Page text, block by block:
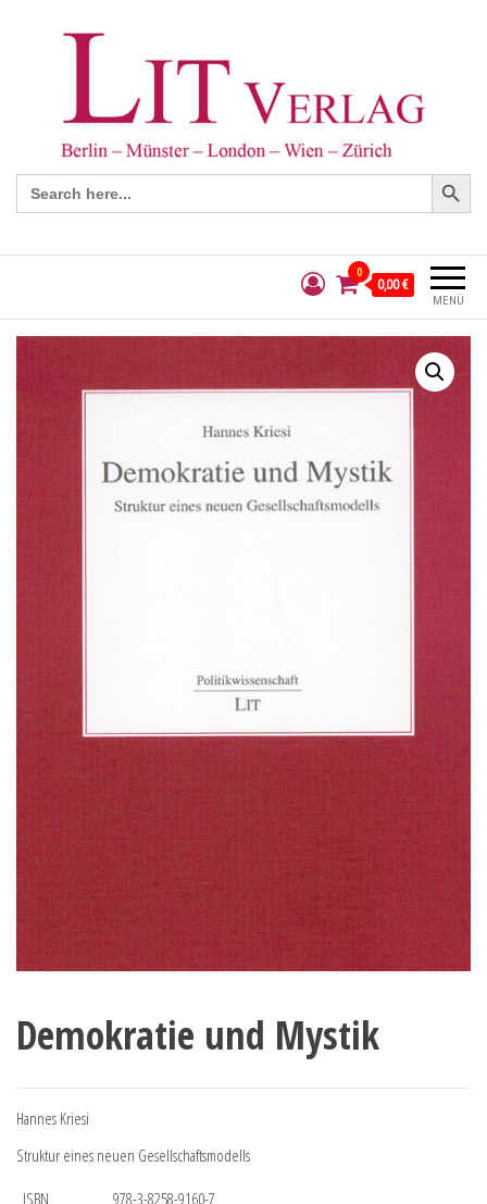
Search
for:
Search Button
MENÜ
0
0,00 €
Demokratie und Mystik
Hannes Kriesi
Struktur eines neuen Gesellschaftsmodells
ISBN
978-3-8258-9160-7